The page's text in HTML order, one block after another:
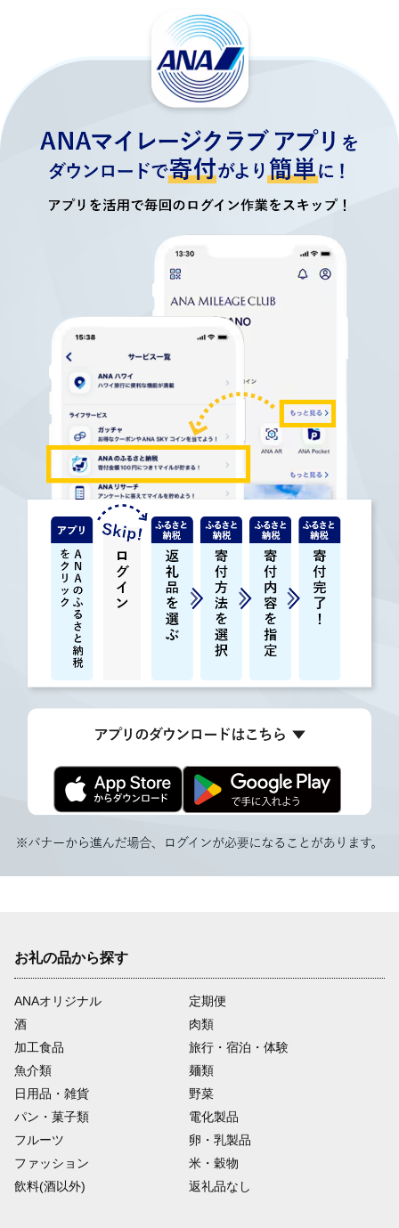
お礼の品から探す
ANAオリジナル
定期便
酒
肉類
加工食品
旅行・宿泊・体験
魚介類
麺類
日用品・雑貨
野菜
パン・菓子類
電化製品
フルーツ
卵・乳製品
ファッション
米・穀物
飲料(酒以外)
返礼品なし